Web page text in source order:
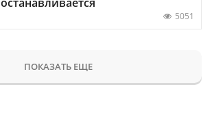
5051
ПОКАЗАТЬ ЕЩЕ